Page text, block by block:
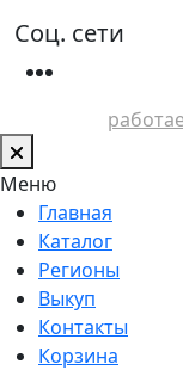
Соц. сети
Меню
Главная
Каталог
Регионы
Выкуп
Контакты
Корзина